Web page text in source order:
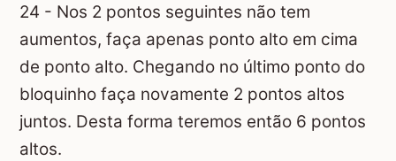
24 - Nos 2 pontos seguintes não tem
aumentos, faça apenas ponto alto em cima
de ponto alto. Chegando no último ponto do
bloquinho faça novamente 2 pontos altos
juntos. Desta forma teremos então 6 pontos
altos.